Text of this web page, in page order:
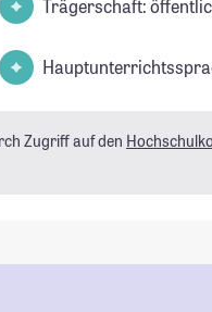
Trägerschaft:
Zugriff auf den